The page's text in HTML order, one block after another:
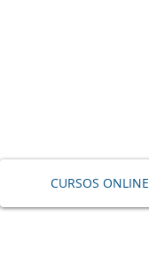
CURSOS ONLINE